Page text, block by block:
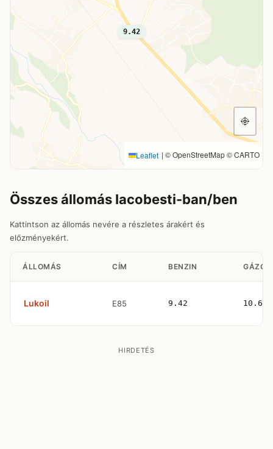
9.42
Leaflet | © OpenStreetMap © CARTO
Összes állomás Iacobesti-ban/ben
Kattintson az állomás nevére a részletes árakért és
előzményekért.
ÁLLOMÁS CÍM BENZIN
Lukoil E85 9.42 10.63
HIRDETÉS